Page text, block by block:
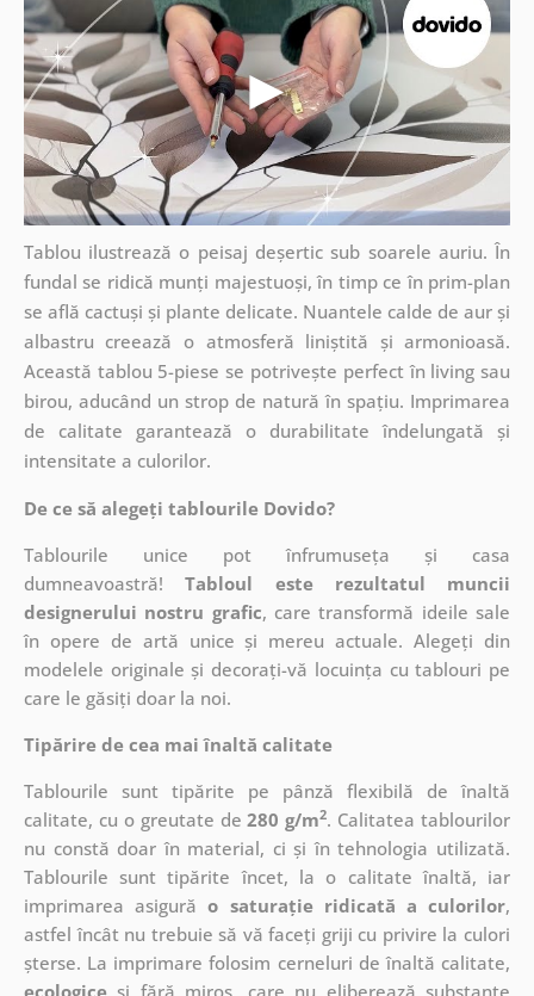
Tablou ilustrează o peisaj deșertic sub soarele auriu. În
fundal se ridică munți majestuoși, în timp ce în prim-plan
se află cactuși și plante delicate. Nuantele calde de aur și
albastru creează o atmosferă liniștită și armonioasă.
Această tablou 5-piese se potrivește perfect în living sau
birou, aducând un strop de natură în spațiu. Imprimarea
de calitate garantează o durabilitate îndelungată și
intensitate a culorilor.
De ce să alegeți tablourile Dovido?
Tablourile unice pot înfrumuseța și casa
dumneavoastră!Tabloul este rezultatul muncii
designerului nostru grafic, caretransformă ideile sale
în opere de artă unice și mereu actuale. Alegeți din
modelele originale și decorați-vă locuința cu tablouri pe
care le găsiți doar la noi.
Tipărire de cea mai înaltă calitate
Tablourile sunt tipărite pe pânză flexibilă de înaltă
calitate, cu o greutate de280 g/m2. Calitatea tablourilor
nu constă doar în material, ci și în tehnologia utilizată.
Tablourile sunt tipărite încet, la o calitate înaltă, iar
imprimarea asigurăo saturație ridicată a culorilor,
astfel încât nu trebuie să vă faceți griji cu privire la culori
șterse. La imprimare folosim cerneluri de înaltă calitate,